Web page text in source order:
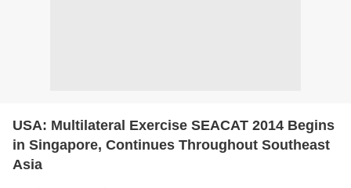
USA: Multilateral Exercise SEACAT 2014 Begins
in Singapore, Continues Throughout Southeast
Asia